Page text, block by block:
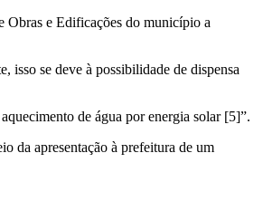
Obras e Edificações do município a
isso se deve à possibilidade de dispensa
de água por energia solar [5]”.
da apresentação à prefeitura de um